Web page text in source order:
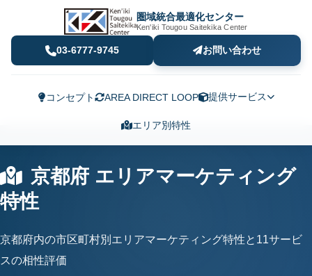
圏域統合最適化センター
Ken'iki Tougou Saitekika Center
03-6777-9745 お問い合わせ
コンセプト AREA DIRECT LOOP 提供サービス
エリア別特性
京都府 エリアマーケティング
特性
京都府内の市区町村別エリアマーケティング特性と11サービ
スの相性評価